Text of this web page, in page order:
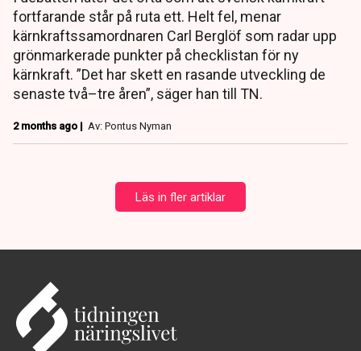
fortfarande står på ruta ett. Helt fel, menar
kärnkraftssamordnaren Carl Berglöf som radar upp
grönmarkerade punkter på checklistan för ny
kärnkraft. ”Det har skett en rasande utveckling de
senaste två–tre åren”, säger han till TN.
2 months ago | Av: Pontus Nyman
Läs in fler artiklar